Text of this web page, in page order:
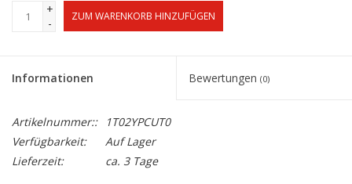
+
-
ZUM WARENKORB HINZUFÜGEN
Informationen Bewertungen (0)
Artikelnummer::
1T02YPCUT0
Verfügbarkeit:
Auf Lager
Lieferzeit:
ca. 3 Tage